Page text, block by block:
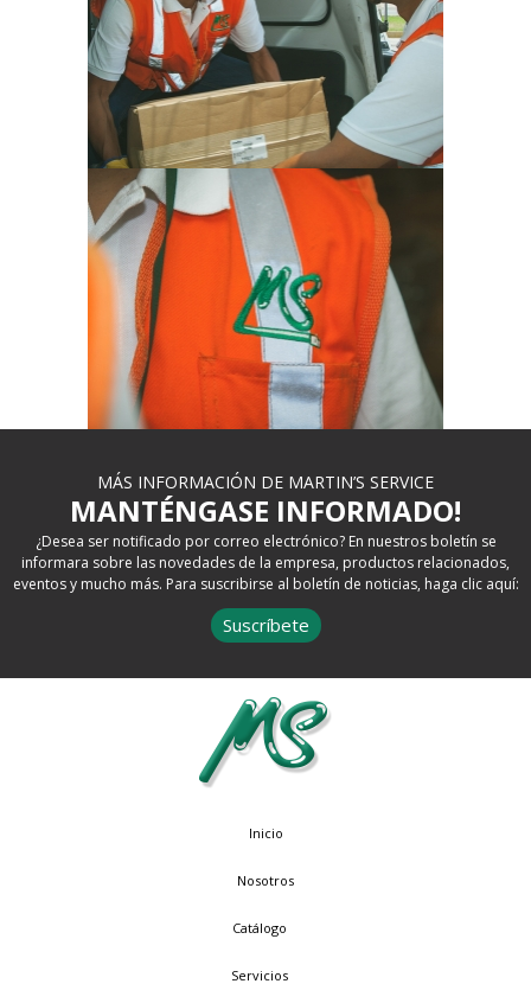
MÁS INFORMACIÓN DE MARTIN’S SERVICE
MANTÉNGASE INFORMADO!
¿Desea ser notificado por correo electrónico? En nuestros boletín se
informara sobre las novedades de la empresa, productos relacionados,
eventos y mucho más. Para suscribirse al boletín de noticias, haga clic aquí:
Suscríbete
Inicio
Nosotros
Catálogo
Servicios